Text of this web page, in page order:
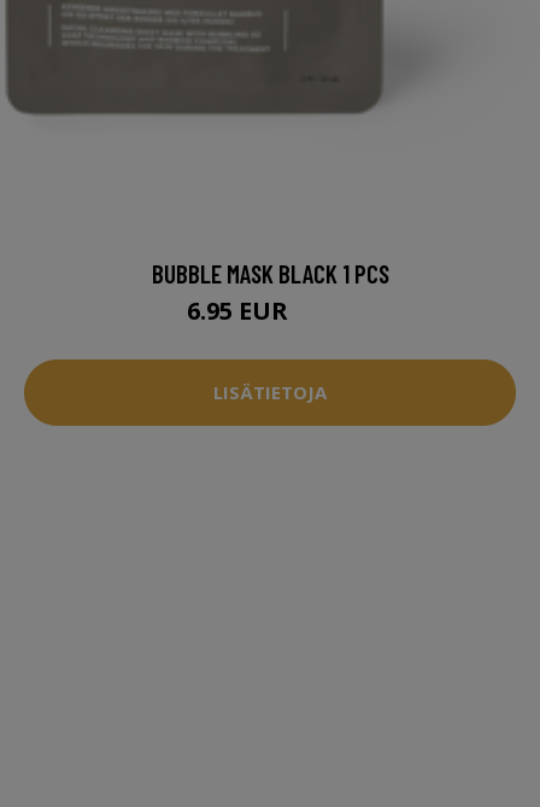
BUBBLE MASK BLACK 1 PCS
6.95 EUR
LISÄTIETOJA